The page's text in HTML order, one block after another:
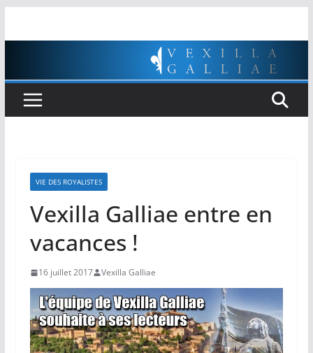
VIE DES ROYALISTES
Vexilla Galliae entre en
vacances !
16 juillet 2017 Vexilla Galliae